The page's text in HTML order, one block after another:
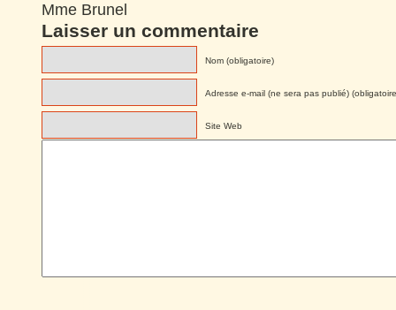
Mme Brunel
Laisser un commentaire
Nom (obligatoire)
Adresse e-mail (ne sera pas publié)
Site Web